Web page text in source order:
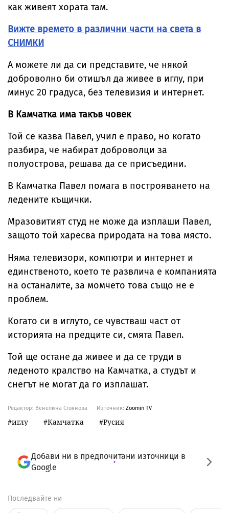
как живеят хората там.
Вижте времето в различни части на света в
СНИМКИ
А можете ли да си представите, че някой
доброволно би отишъл да живее в иглу, при
минус 20 градуса, без телевизия и интернет.
В Камчатка има такъв човек
Той се казва Павел, учил е право, но когато
разбира, че набират доброволци за
полуострова, решава да се присъедини.
В Камчатка Павел помага в построяването на
ледените къщички.
Мразовитият студ не може да изплаши Павел,
защото той харесва природата на това място.
Няма телевизори, компютри и интернет и
единственото, което те развлича е компанията
на останалите, за момчето това също не е
проблем.
Когато си в иглуто, се чувстваш част от
историята на предците си, смята Павел.
Той ще остане да живее и да се труди в
леденото кралство на Камчатка, а студът и
снегът не могат да го изплашат.
Редактор: Венелина Стоянова Източник: Zoomin TV
иглу Камчатка Русия
Добави ни в предпочитани източници в
Google
Последвайте ни